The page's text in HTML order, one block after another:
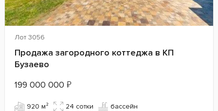
Лот 3056
Продажа загородного коттеджа в КП
Бузаево
199 000 000 ₽
920 м² 24 сотки бассейн